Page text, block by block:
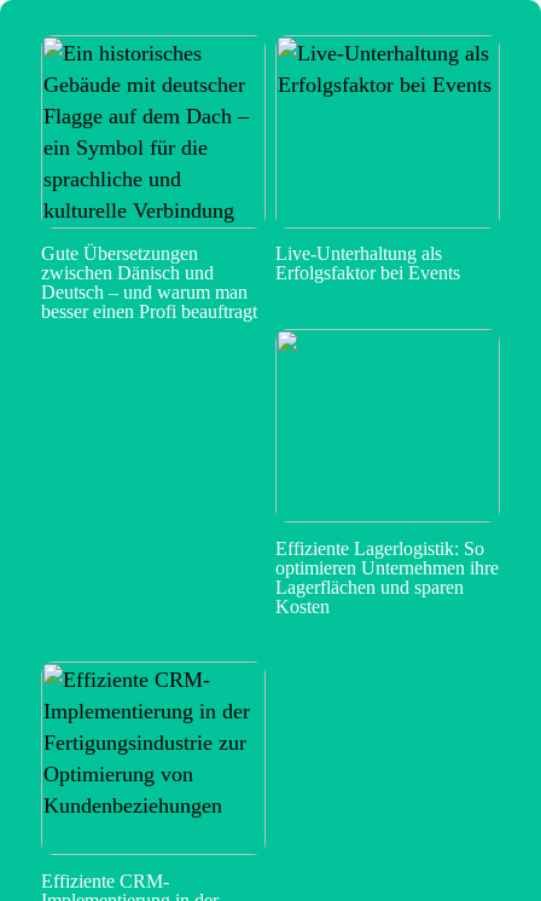
Gute Übersetzungen
zwischen Dänisch und
Deutsch – und warum man
besser einen Profi beauftragt
Live-Unterhaltung als
Erfolgsfaktor bei Events
Effiziente Lagerlogistik: So
optimieren Unternehmen ihre
Lagerflächen und sparen
Kosten
Effiziente CRM-